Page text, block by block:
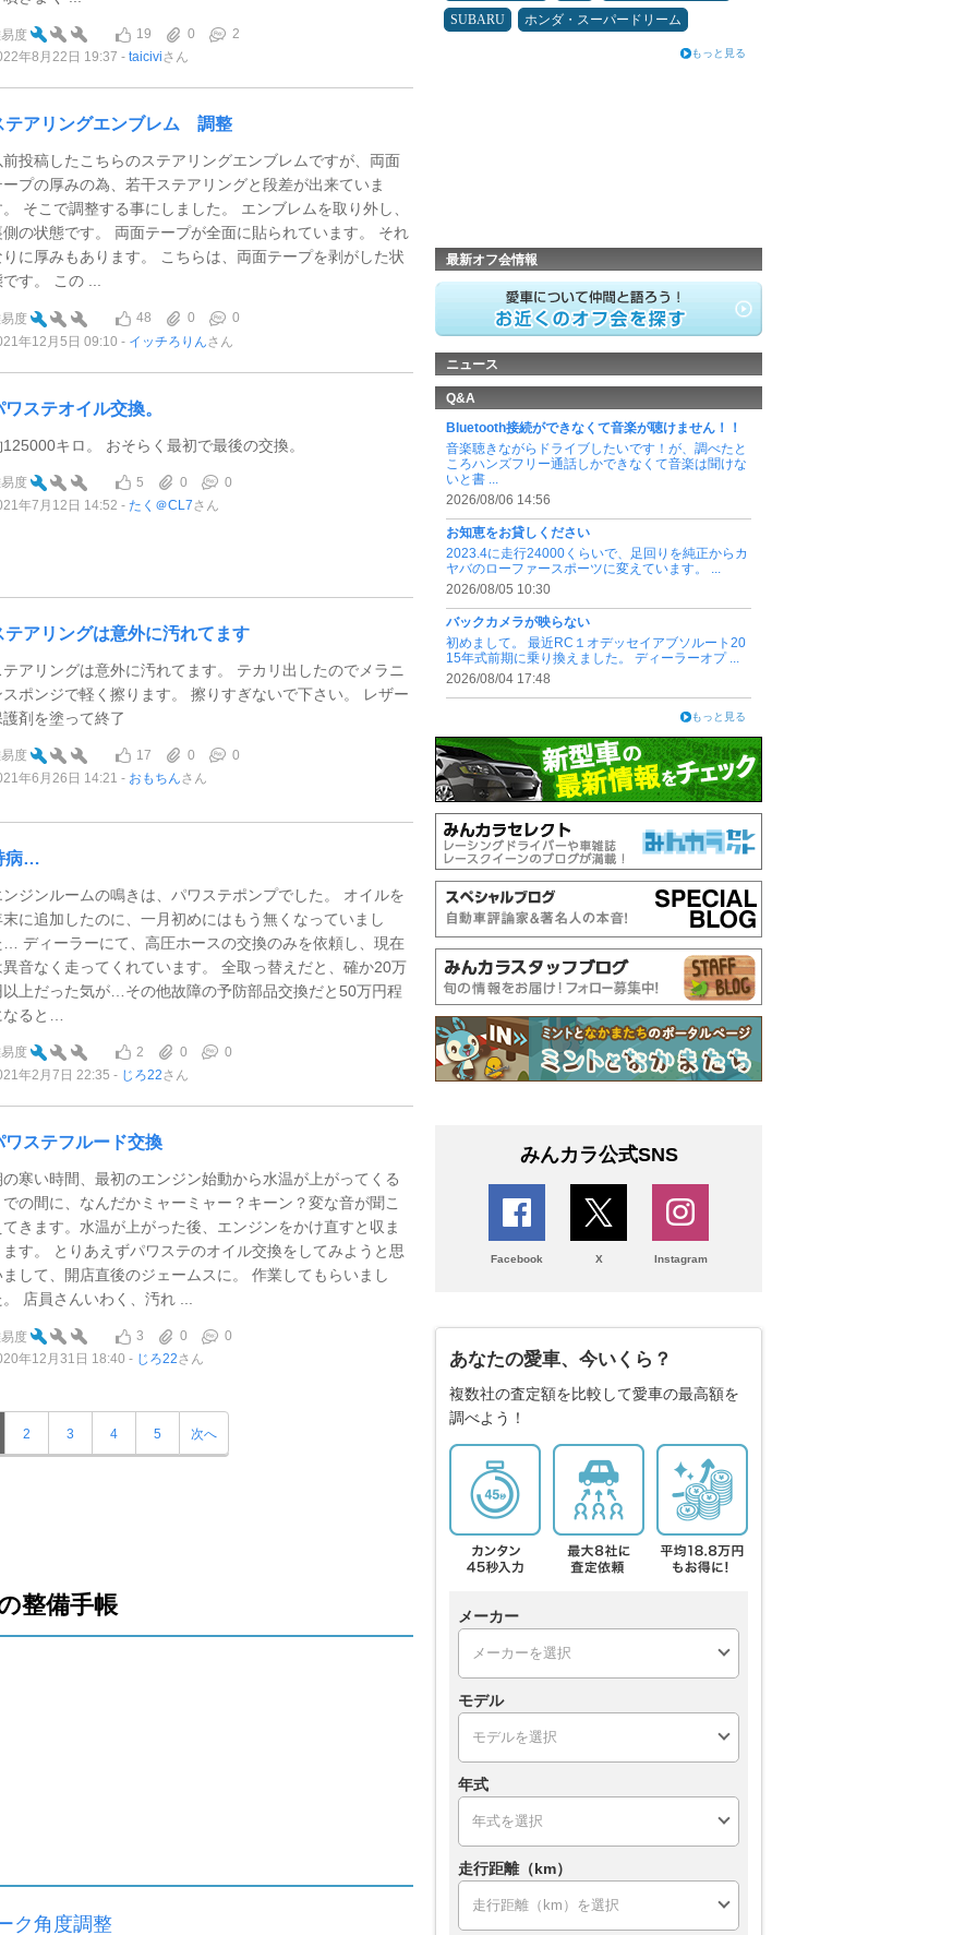
度 19 0
2
年8月22日 19:37
taiciviさん
テアリングエンブレム 調整
前投稿したこちらのステアリングエンブレムですが、両面
ープの厚みの為、若干ステアリングと段差が出来ていま
。 そこで調整する事にしました。 エンブレムを取り外し、
側の状態です。 両面テープが全面に貼られています。 それ
りに厚みもあります。 こちらは、両面テープを剥がした状
です。 この ...
度 48 0
0
年12月5日 09:10
イッチろりんさん
ワステオイル交換。
125000キロ。 おそらく最初で最後の交換。
度 5 0
0
年7月12日 14:52
たく＠CL7さん
テアリングは意外に汚れてます
テアリングは意外に汚れてます。 テカリ出したのでメラニ
スポンジで軽く擦ります。 擦りすぎないで下さい。 レザー
護剤を塗って終了
度 17 0
0
年6月26日 14:21
おもちんさん
病…
ンジンルームの鳴きは、パワステポンプでした。 オイルを
末に追加したのに、一月初めにはもう無くなっていまし
… ディーラーにて、高圧ホースの交換のみを依頼し、現在
異音なく走ってくれています。 全取っ替えだと、確か20万
以上だった気が…その他故障の予防部品交換だと50万円程
なると…
度 2 0
0
年2月7日 22:35
じろ22さん
ワステフルード交換
の寒い時間、最初のエンジン始動から水温が上がってくる
での間に、なんだかミャーミャー？キーン？変な音が聞こ
てきます。水温が上がった後、エンジンをかけ直すと収ま
ます。 とりあえずパワステのオイル交換をしてみようと思
まして、開店直後のジェームスに。 作業してもらいまし
店員さんいわく、汚れ ...
度 3 0
0
年12月31日 18:40
じろ22さん
2 3 4 5 次へ
整備手帳
ク角度調整
SUBARU
ホンダ・スーパードリーム
もっと見る
最新オフ会情報
ニュース
Q&A
Bluetooth接続ができなくて音楽が聴けません！！
音楽聴きながらドライブしたいです！が、調べたと
ころハンズフリー通話しかできなくて音楽は聞けな
いと書 ...
2026/08/06 14:56
お知恵をお貸しください
2023.4に走行24000くらいで、足回りを純正からカ
ヤバのローファースポーツに変えています。 ...
2026/08/05 10:30
バックカメラが映らない
初めまして。 最近RC１オデッセイアブソルート20
15年式前期に乗り換えました。 ディーラーオプ ...
2026/08/04 17:48
もっと見る
みんカラ公式SNS
Facebook X Instagram
あなたの愛車、今いくら？
複数社の査定額を比較して愛車の最高額を
調べよう！
メーカー
モデル
年式
走行距離（km）